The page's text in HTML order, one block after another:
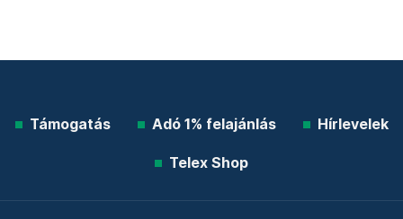
Támogatás Adó 1% felajánlás Hírlevelek
Telex Shop